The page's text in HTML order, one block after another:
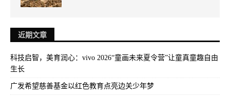
近期文章
科技启智，美育润心：vivo 2026“童画未来夏令营”让童真童趣自由
生长
广发希望慈善基金以红色教育点亮边关少年梦